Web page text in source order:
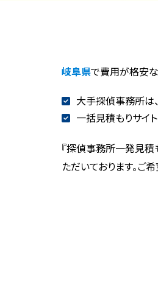
岐阜県で費用が格安
大手探偵事務所は
一括見積もりサイ
『探偵事務所一発見積
ただいております。ご